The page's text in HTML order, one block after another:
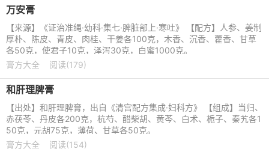
万安膏
【来源】《证治准绳·幼科·集七·脾脏部上·寒吐》 【配方】人参、姜制
厚朴、陈皮、青皮、肉桂、干姜各100克，木香、沉香、藿香、甘草
各50克，使君子10克，泽泻30克，白蜜1000克。
膏方大全
阅读(179)
和肝理脾膏
【出处】和肝理脾膏，出自《清宫配方集成·妇科方》 【组成】当归、
赤茯苓、丹皮各200克，杭芍、醋柴胡、黄芩、白术、栀子、秦艽各1
50克，元胡75克，薄荷、甘草各50克。
膏方大全
阅读(154)